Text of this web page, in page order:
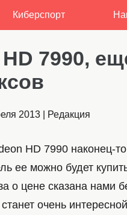
Киберспорт
7990,
2013 Редакция
HD 7990 наконец-
ее можно будет
о цене сказана нами
очень